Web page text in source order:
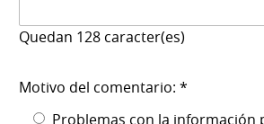
Quedan 128 caracter(es)
Motivo del comentario: *
Problemas con la información